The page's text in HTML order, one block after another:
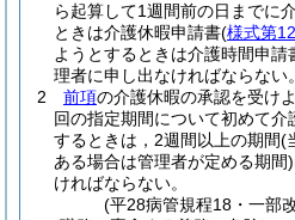
ら起算して1週間前の日までに
ときは介護休暇申請書(様式第
ようとするときは介護時間申請
理者に申し出なければならない。
2
前項の介護休暇の承認を受け
回の指定期間について初めて介
するときは，2週間以上の期間(
ある場合は管理者が定める期間)
ければならない。
(平28病管規程18・一部